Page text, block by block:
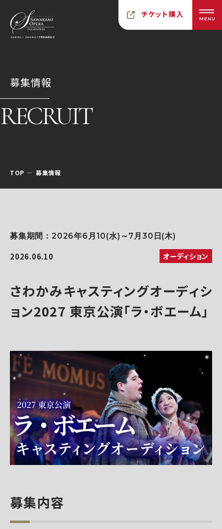
チケット購入 MENU
募集情報
RECRUIT
TOP 募集情報
募集期間：2026年6月10(水)～7月30日(木)
2026.06.10 オーディション
さわかみキャスティングオーディシ
ョン2027 東京公演「ラ・ボエーム」
募集内容